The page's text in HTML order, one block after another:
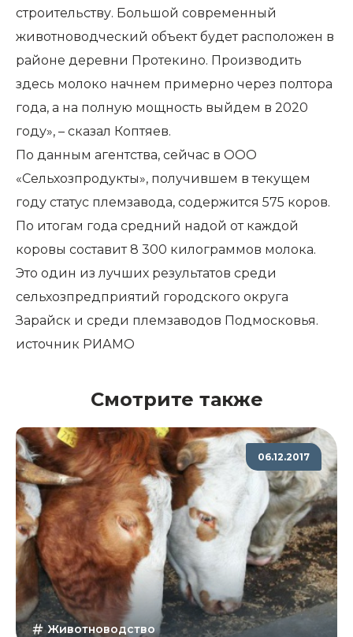
строительству. Большой современный
животноводческий объект будет расположен в
районе деревни Протекино. Производить
здесь молоко начнем примерно через полтора
года, а на полную мощность выйдем в 2020
году», – сказал Коптяев.
По данным агентства, сейчас в ООО
«Сельхозпродукты», получившем в текущем
году статус племзавода, содержится 575 коров.
По итогам года средний надой от каждой
коровы составит 8 300 килограммов молока.
Это один из лучших результатов среди
сельхозпредприятий городского округа
Зарайск и среди племзаводов Подмосковья.
источник РИАМО
Смотрите также
06.12.2017
Животноводство